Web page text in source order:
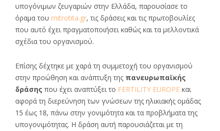
υπογόνιμων ζευγαριών στην Ελλάδα, παρουσίασε το
όραμα τουmitrotita.gr, τις δράσεις και τις πρωτοβουλίες
που αυτό έχει πραγματοποιήσει καθώς και τα μελλοντικά
σχέδια του οργανισμού.
Επίσης δέχτηκε με χαρά τη συμμετοχή του οργανισμού
στην προώθηση και ανάπτυξη της πανευρωπαϊκής
δράσης που έχει αναπτύξει το FERTILITY EUROPE και
αφορά τη διερεύνηση των γνώσεων της ηλικιακής ομάδας
15 έως 18, πάνω στην γονιμότητα και τα προβλήματα της
υπογονιμότητας. Η δράση αυτή παρουσιάζεται με τη